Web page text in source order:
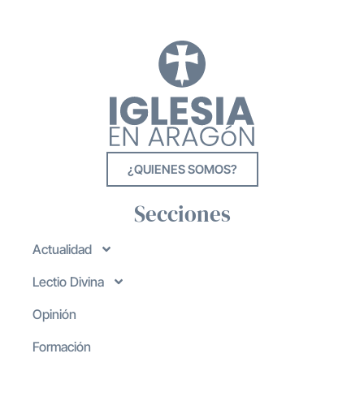
¿QUIENES SOMOS?
Secciones
Actualidad
Lectio Divina
Opinión
Formación